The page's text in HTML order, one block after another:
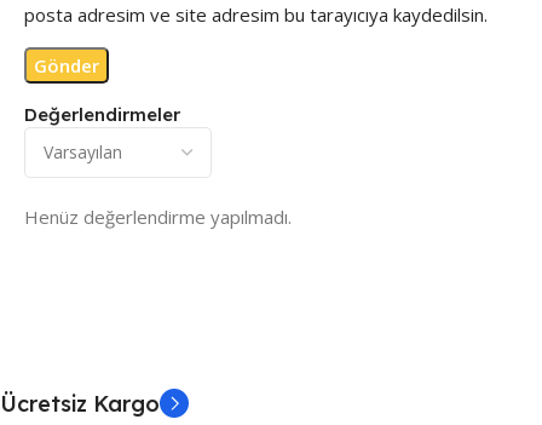
Değerlendirmeler
Henüz değerlendirme yapılmadı.
posta adresim ve site adresim bu tarayıcıya kaydedilsin.
Ücretsiz Kargo